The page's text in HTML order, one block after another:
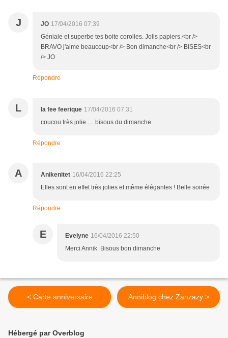
J JO 17/04/2016 07:39
Géniale et superbe tes boite corolles. Jolis papiers.<br />
BRAVO j'aime beaucoup<br /> Bon dimanche<br /> BISES<br
/> JO
Répondre
L la fee feerique 17/04/2016 07:31
coucou très jolie .... bisous du dimanche
Répondre
A Anikenitet 16/04/2016 22:25
Elles sont en effet très jolies et même élégantes ! Belle soirée
Répondre
E Evelyne 16/04/2016 22:50
Merci Annik. Bisous bon dimanche
< Carte anniversaire Anniblog chez Zanzazy >
Hébergé par Overblog